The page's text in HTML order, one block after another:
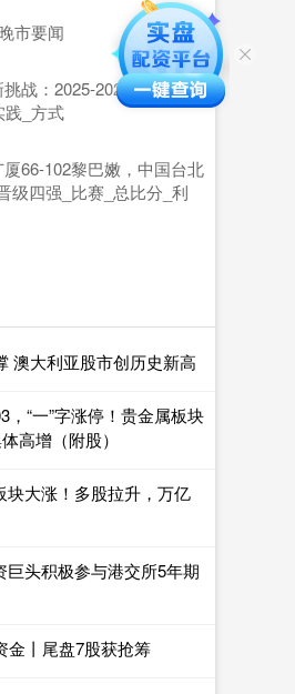
市要闻
战：2025-2026学年高一
践_方式
66-102黎巴嫩，中国台北
级四强_比赛_总比分_利
澳大利亚股市创历史新高
“一”字涨停！贵金属板块
高增（附股）
块大涨！多股拉升，万亿
头积极参与港交所5年期
金丨尾盘7股获抢筹